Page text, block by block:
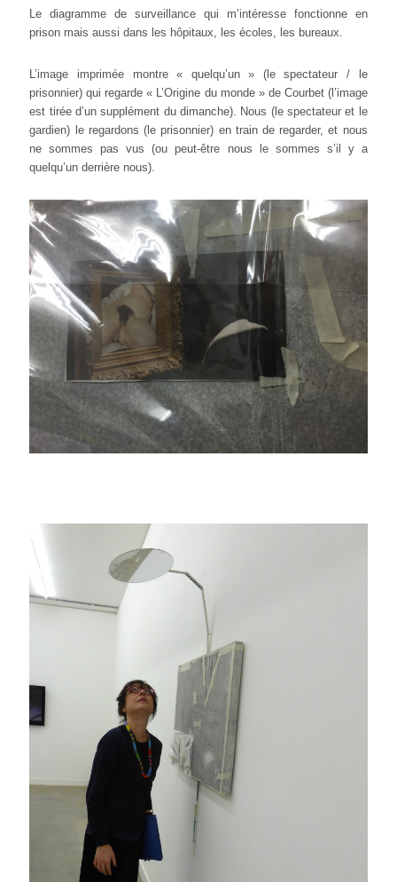
Le diagramme de surveillance qui m’intéresse fonctionne en
prison mais aussi dans les hôpitaux, les écoles, les bureaux.
L’image imprimée montre « quelqu’un » (le spectateur / le
prisonnier) qui regarde « L’Origine du monde » de Courbet (l’image
est tirée d’un supplément du dimanche). Nous (le spectateur et le
gardien) le regardons (le prisonnier) en train de regarder, et nous
ne sommes pas vus (ou peut-être nous le sommes s’il y a
quelqu’un derrière nous).